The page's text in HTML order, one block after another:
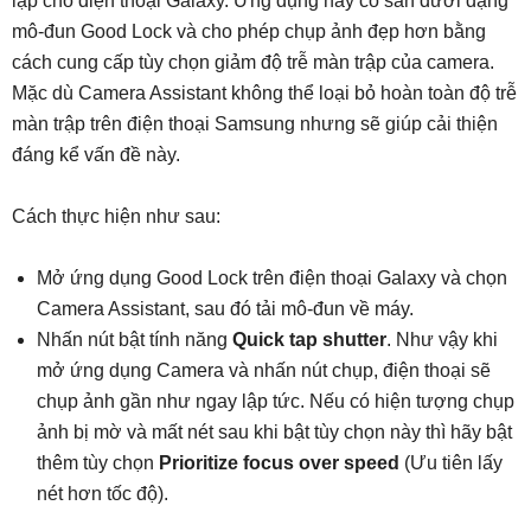
mô-đun Good Lock và cho phép chụp ảnh đẹp hơn bằng
cách cung cấp tùy chọn giảm độ trễ màn trập của camera.
Mặc dù Camera Assistant không thể loại bỏ hoàn toàn độ trễ
màn trập trên điện thoại Samsung nhưng sẽ giúp cải thiện
đáng kể vấn đề này.
Cách thực hiện như sau:
Mở ứng dụng Good Lock trên điện thoại Galaxy và chọn
Camera Assistant, sau đó tải mô-đun về máy.
Nhấn nút bật tính năng Quick tap shutter. Như vậy khi
mở ứng dụng Camera và nhấn nút chụp, điện thoại sẽ
chụp ảnh gần như ngay lập tức. Nếu có hiện tượng chụp
ảnh bị mờ và mất nét sau khi bật tùy chọn này thì hãy bật
thêm tùy chọn Prioritize focus over speed (Ưu tiên lấy
nét hơn tốc độ).